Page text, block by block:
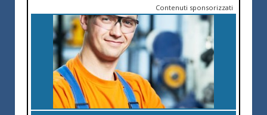
Contenuti sponsorizzati